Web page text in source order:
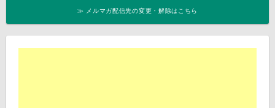
≫ メルマガ配信先の変更・解除はこちら